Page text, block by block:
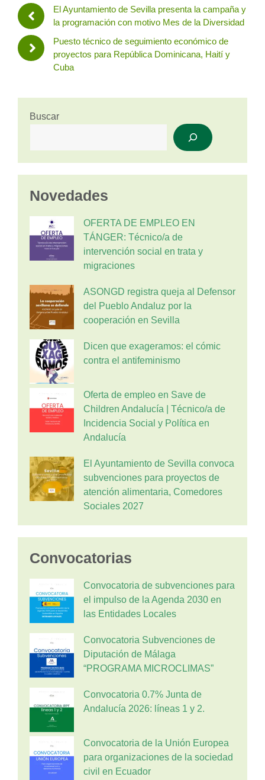
El Ayuntamiento de Sevilla presenta la campaña y
la programación con motivo Mes de la Diversidad
Puesto técnico de seguimiento económico de
proyectos para República Dominicana, Haití y
Cuba
Buscar
Novedades
OFERTA DE EMPLEO EN
TÁNGER: Técnico/a de
intervención social en trata y
migraciones
ASONGD registra queja al Defensor
del Pueblo Andaluz por la
cooperación en Sevilla
Dicen que exageramos: el cómic
contra el antifeminismo
Oferta de empleo en Save de
Children Andalucía | Técnico/a de
Incidencia Social y Política en
Andalucía
El Ayuntamiento de Sevilla convoca
subvenciones para proyectos de
atención alimentaria, Comedores
Sociales 2027
Convocatorias
Convocatoria de subvenciones para
el impulso de la Agenda 2030 en
las Entidades Locales
Convocatoria Subvenciones de
Diputación de Málaga
“PROGRAMA MICROCLIMAS”
Convocatoria 0.7% Junta de
Andalucía 2026: líneas 1 y 2.
Convocatoria de la Unión Europea
para organizaciones de la sociedad
civil en Ecuador